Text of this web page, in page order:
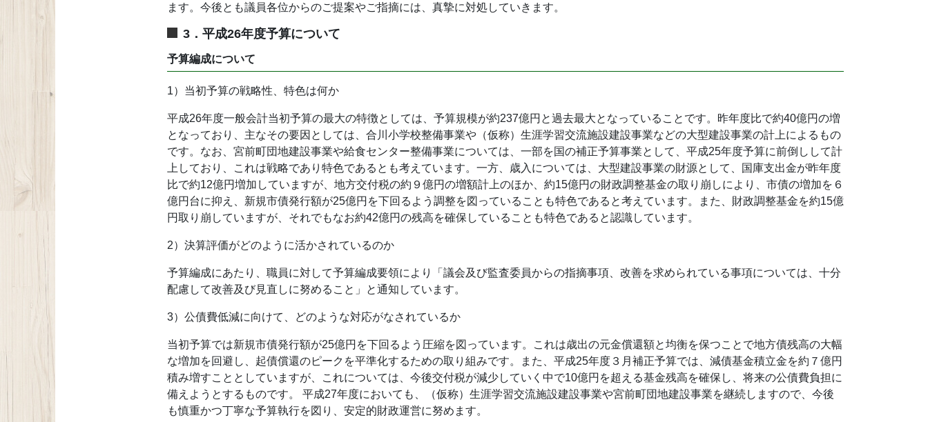
ます。今後とも議員各位からのご提案やご指摘には、真摯に対処していきます。
3．平成26年度予算について
予算編成について
1）当初予算の戦略性、特色は何か
平成26年度一般会計当初予算の最大の特徴としては、予算規模が約237億円と過去最大となっていることです。昨年度比で約40億円の増
となっており、主なその要因としては、合川小学校整備事業や（仮称）生涯学習交流施設建設事業などの大型建設事業の計上によるもの
です。なお、宮前町団地建設事業や給食センター整備事業については、一部を国の補正予算事業として、平成25年度予算に前倒しして計
上しており、これは戦略であり特色であるとも考えています。一方、歳入については、大型建設事業の財源として、国庫支出金が昨年度
比で約12億円増加していますが、地方交付税の約９億円の増額計上のほか、約15億円の財政調整基金の取り崩しにより、市債の増加を６
億円台に抑え、新規市債発行額が25億円を下回るよう調整を図っていることも特色であると考えています。また、財政調整基金を約15億
円取り崩していますが、それでもなお約42億円の残高を確保していることも特色であると認識しています。
2）決算評価がどのように活かされているのか
予算編成にあたり、職員に対して予算編成要領により「議会及び監査委員からの指摘事項、改善を求められている事項については、十分
配慮して改善及び見直しに努めること」と通知しています。
3）公債費低減に向けて、どのような対応がなされているか
当初予算では新規市債発行額が25億円を下回るよう圧縮を図っています。これは歳出の元金償還額と均衡を保つことで地方債残高の大幅
な増加を回避し、起債償還のピークを平準化するための取り組みです。また、平成25年度３月補正予算では、減債基金積立金を約７億円
積み増すこととしていますが、これについては、今後交付税が減少していく中で10億円を超える基金残高を確保し、将来の公債費負担に
備えようとするものです。 平成27年度においても、（仮称）生涯学習交流施設建設事業や宮前町団地建設事業を継続しますので、今後
も慎重かつ丁寧な予算執行を図り、安定的財政運営に努めます。